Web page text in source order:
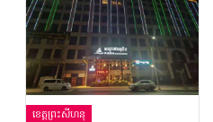
ខេត្តព្រះសីហនុ